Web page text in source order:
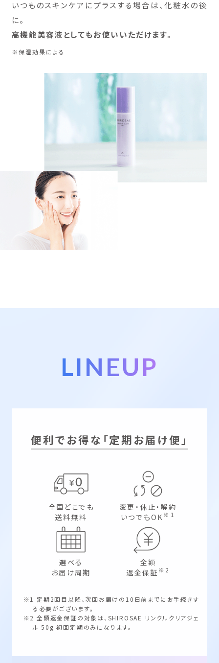
いつものスキンケアにプラスする場合は、化粧水の後
に。
高機能美容液としてもお使いいただけます。
※保湿効果による
LINEUP
便利でお得な「定期お届け便」
全国どこでも
送料無料
変更・休止・解約
いつでもOK ※1
選べる
お届け周期
全額
返金保証 ※2
※1 定期2回目以降、次回お届けの10日前までにお手続きす
る必要がございます。
※2 全額返金保証の対象は、SHIROSAE リンクルクリアジェ
ル 50g 初回定期のみになります。